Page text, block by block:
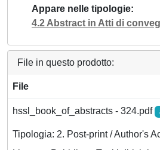
Appare nelle tipologie
4.2 Abstract in Atti di
File in questo prodotto:
File
hssl_book_of_abstracts - 324.pdf
Tipologia: 2. Post-print / Author's